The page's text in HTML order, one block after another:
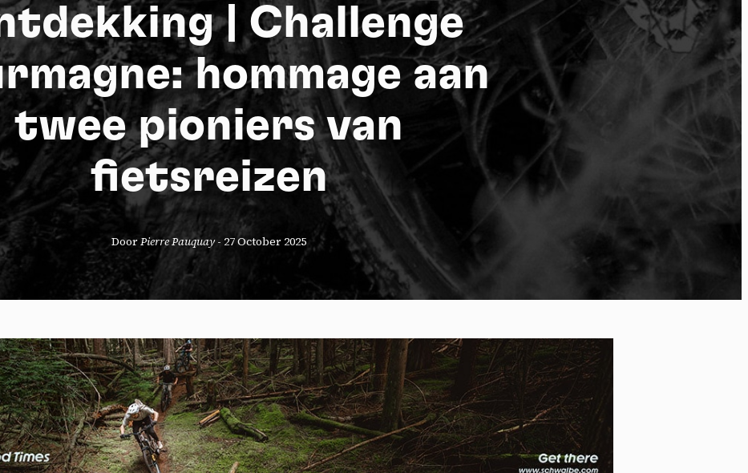
| Challenge
hommage aan
twee pioniers van
fietsreizen
DoorPierre Pauquay- 27 October 2025
management panel
policy
Allow all cookies Deny all cookies